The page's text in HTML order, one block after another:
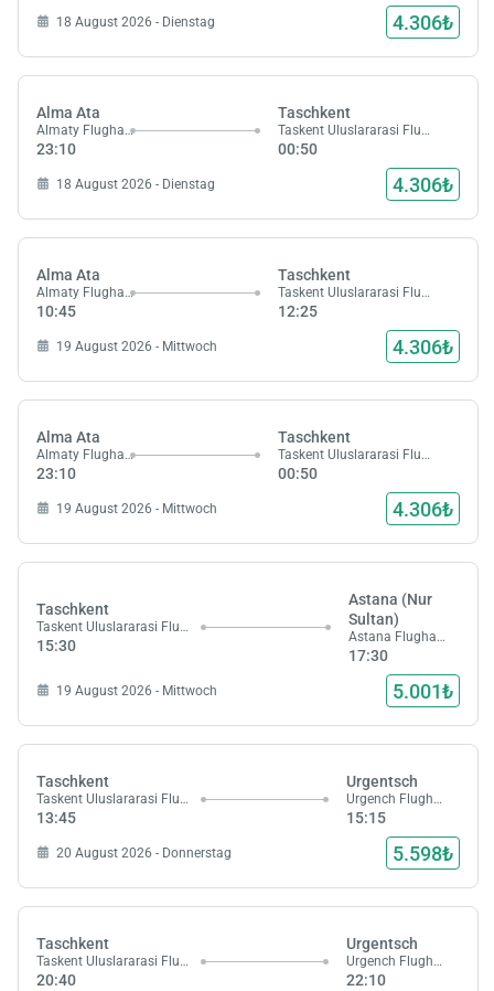
18 August 2026 - Dienstag 4.306₺
Alma Ata
Almaty Flughafen
23:10
Taschkent
Taskent Uluslararasi Flughafen
00:50
18 August 2026 - Dienstag 4.306₺
Alma Ata
Almaty Flughafen
10:45
Taschkent
Taskent Uluslararasi Flughafen
12:25
19 August 2026 - Mittwoch 4.306₺
Alma Ata
Almaty Flughafen
23:10
Taschkent
Taskent Uluslararasi Flughafen
00:50
19 August 2026 - Mittwoch 4.306₺
Taschkent
Taskent Uluslararasi Flughafen
15:30
Astana (Nur
Sultan)
Astana Flughafen
17:30
19 August 2026 - Mittwoch 5.001₺
Taschkent
Taskent Uluslararasi Flughafen
13:45
Urgentsch
Urgench Flughafen
15:15
20 August 2026 - Donnerstag 5.598₺
Taschkent
Taskent Uluslararasi Flughafen
20:40
Urgentsch
Urgench Flughafen
22:10